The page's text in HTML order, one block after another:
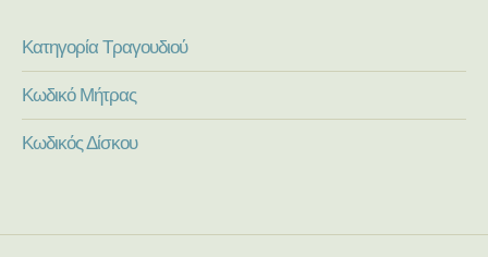
Κατηγορία Τραγουδιού
Κωδικό Μήτρας
Κωδικός Δίσκου